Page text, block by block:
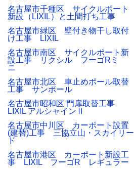
名古屋市千種区 サイクルポート
新設（LIXIL）と土間打ち工事
名古屋市緑区 壁付き物干し取付
け工事 LIXIL
名古屋市南区 サイクルポート新
設工事 リクシル フーゴRミ
ニ
名古屋市北区 車止めポール取替
工事 サンポール
名古屋市昭和区 門扉取替工事
LIXIL アルシャインⅡ
名古屋市中川区 カーポート設置
(建替)工事 三協立山・スカイリー
ド
名古屋市港区 カーポート新設工
事 LIXIL フーゴR レギュラー